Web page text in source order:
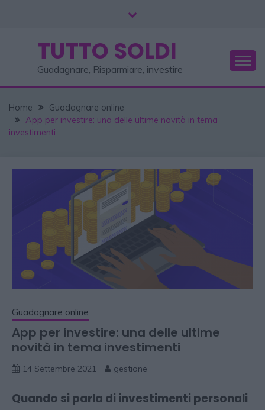
TUTTO SOLDI
Guadagnare, Risparmiare, investire
Home
Guadagnare online
App per investire: una delle ultime novità in tema
investimenti
Guadagnare online
App per investire: una delle ultime
novità in tema investimenti
14 Settembre 2021 gestione
Quando si parla di investimenti personali